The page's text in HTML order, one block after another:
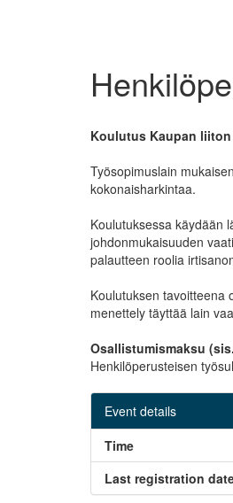
Koulutus Kaupan
Työsopimuslain
kokonaisharkintaa.
Koulutuksessa käydään
johdonmukaisuuden
palautteen roolia
Koulutuksen tavoitteena
menettely täyttää lain
Osallistumismaksu
Henkilöperusteisen
Event details
Time
Last registration